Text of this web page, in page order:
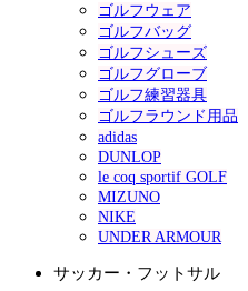
ゴルフウェア
ゴルフバッグ
ゴルフシューズ
ゴルフグローブ
ゴルフ練習器具
ゴルフラウンド用品
adidas
DUNLOP
le coq sportif GOLF
MIZUNO
NIKE
UNDER ARMOUR
サッカー・フットサル